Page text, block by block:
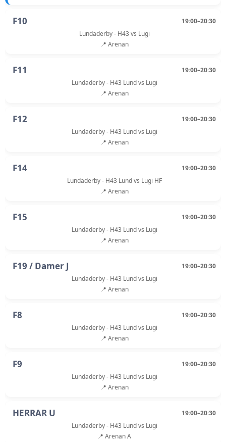
F10
19:00–20:30
Lundaderby - H43 vs Lugi
📍 Arenan
F11
19:00–20:30
Lundaderby - H43 Lund vs Lugi
📍 Arenan
F12
19:00–20:30
Lundaderby - H43 Lund vs Lugi
📍 Arenan
F14
19:00–20:30
Lundaderby - H43 Lund vs Lugi HF
📍 Arenan
F15
19:00–20:30
Lundaderby - H43 Lund vs Lugi
📍 Arenan
F19 / Damer J
19:00–20:30
Lundaderby - H43 Lund vs Lugi
📍 Arenan
F8
19:00–20:30
Lundaderby - H43 Lund vs Lugi
📍 Arenan
F9
19:00–20:30
Lundaderby - H43 Lund vs Lugi
📍 Arenan
HERRAR U
19:00–20:30
Lundaderby - H43 Lund vs Lugi
📍 Arenan A